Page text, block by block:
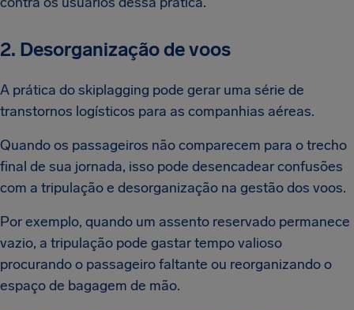
2. Desorganização de voos
A prática do skiplagging pode gerar uma série de
transtornos logísticos para as companhias aéreas.
Quando os passageiros não comparecem para o trecho
final de sua jornada, isso pode desencadear confusões
com a tripulação e desorganização na gestão dos voos.
Por exemplo, quando um assento reservado permanece
vazio, a tripulação pode gastar tempo valioso
procurando o passageiro faltante ou reorganizando o
espaço de bagagem de mão.